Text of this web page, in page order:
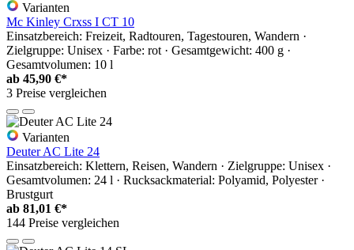
Varianten
Mc Kinley Crxss I CT 10
Einsatzbereich: Freizeit, Radtouren, Tagestouren, Wandern ·
Zielgruppe: Unisex · Farbe: rot · Gesamtgewicht: 400 g ·
Gesamtvolumen: 10 l
ab 45,90 €*
3 Preise vergleichen
Varianten
Deuter AC Lite 24
Einsatzbereich: Klettern, Reisen, Wandern · Zielgruppe: Unisex ·
Gesamtvolumen: 24 l · Rucksackmaterial: Polyamid, Polyester ·
Brustgurt
ab 81,01 €*
144 Preise vergleichen